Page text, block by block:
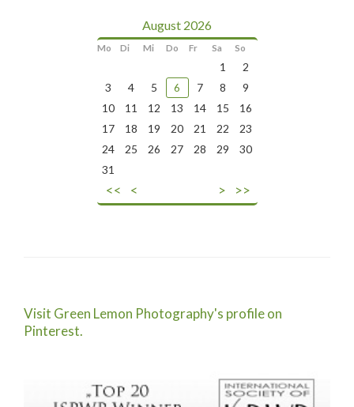
August 2026
Mo Di Mi Do Fr Sa So
<< < > >>
1
2
3
4 5 6 7 8
9
10
11 12 13 14 15
16
17
18 19 20 21 22
23
24
25 26 27 28 29
30
31
Visit Green Lemon Photography's profile on
Pinterest.